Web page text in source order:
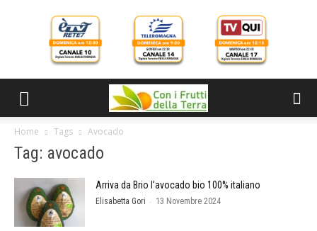
Home Tags Avocado
Tag: avocado
Arriva da Brio l’avocado bio 100% italiano
Elisabetta Gori - 13 Novembre 2024